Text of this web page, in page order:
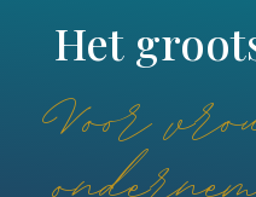
Het
Voor